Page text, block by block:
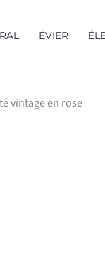
ÉVIER
vintage en rose